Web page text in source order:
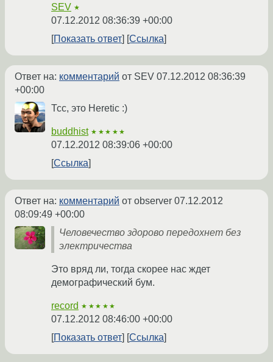
SEV ★
07.12.2012 08:36:39 +00:00
Показать ответ
Ссылка
Ответ на: комментарий от SEV 07.12.2012 08:36:39
+00:00
Тсс, это Heretic :)
buddhist ★★★★★
07.12.2012 08:39:06 +00:00
Ссылка
Ответ на: комментарий от observer 07.12.2012
08:09:49 +00:00
Человечество здорово передохнет без
электричества
Это вряд ли, тогда скорее нас ждет
демографический бум.
record ★★★★★
07.12.2012 08:46:00 +00:00
Показать ответ
Ссылка